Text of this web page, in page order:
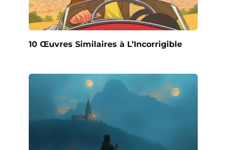
10 Œuvres Similaires à L’Incorrigible